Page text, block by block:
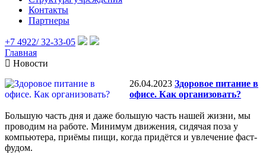
Контакты
Партнеры
+7 4922/32-33-05
Главная
Новости
26.04.2023 Здоровое питание в
офисе. Как организовать?
Большую часть дня и даже большую часть нашей жизни, мы
проводим на работе. Минимум движения, сидячая поза у
компьютера, приёмы пищи, когда придётся и увлечение фаст-
фудом.